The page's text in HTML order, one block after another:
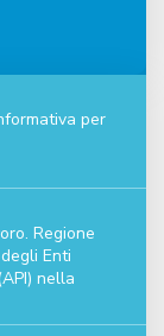
per
Regione
Enti
nella